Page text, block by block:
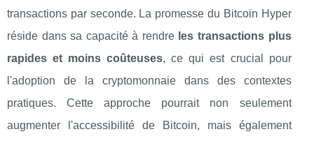
transactions par seconde. La promesse du Bitcoin Hyper
réside dans sa capacité à rendre les transactions plus
rapides et moins coûteuses, ce qui est crucial pour
l'adoption de la cryptomonnaie dans des contextes
pratiques. Cette approche pourrait non seulement
augmenter l'accessibilité de Bitcoin, mais également